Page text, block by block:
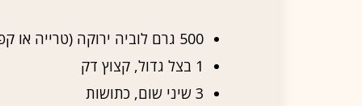
500 גרם לוביה ירוקה (טרייה או קפואה)
1 בצל גדול, קצוץ דק
3 שיני שום, כתושות